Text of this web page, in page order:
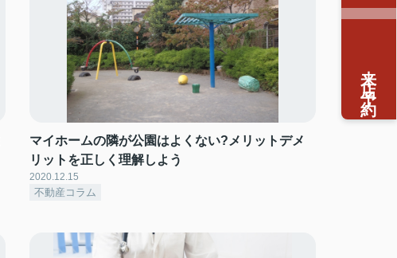
マイホームの隣が公園はよくない?メリットデメ
リットを正しく理解しよう
2020.12.15
不動産コラム
来店予約